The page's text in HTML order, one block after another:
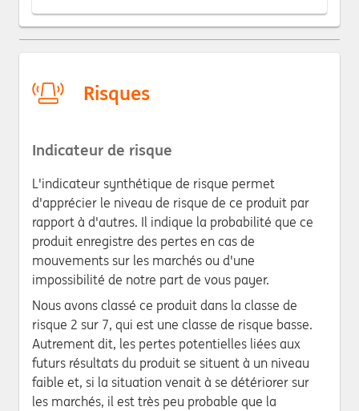
Risques
Indicateur de risque
L'indicateur synthétique de risque permet
d'apprécier le niveau de risque de ce produit par
rapport à d'autres. Il indique la probabilité que ce
produit enregistre des pertes en cas de
mouvements sur les marchés ou d'une
impossibilité de notre part de vous payer.
Nous avons classé ce produit dans la classe de
risque 2 sur 7, qui est une classe de risque basse.
Autrement dit, les pertes potentielles liées aux
futurs résultats du produit se situent à un niveau
faible et, si la situation venait à se détériorer sur
les marchés, il est très peu probable que la